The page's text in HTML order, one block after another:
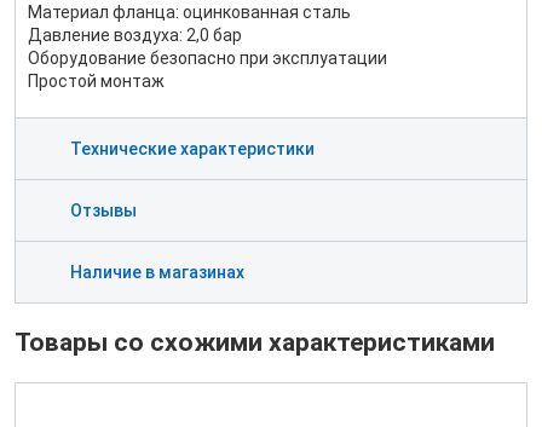
Материал фланца: оцинкованная сталь
Давление воздуха: 2,0 бар
Оборудование безопасно при эксплуатации
Простой монтаж
Технические характеристики
Отзывы
Наличие в магазинах
Товары со схожими характеристиками